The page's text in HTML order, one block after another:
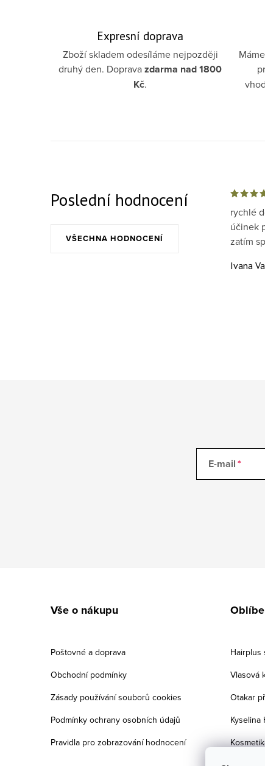
Expresní doprava
Zboží skladem odesíláme nejpozději
druhý den. Dopravazdarma nad 1800
Kč.
Poslední hodnocení
VŠECHNA HODNOCENÍ
rychlé
účinek
zatím
Ivana
E-mail
Vše o nákupu
Poštovné a doprava
Obchodní podmínky
Zásady používání souborů cookies
Podmínky ochrany osobních údajů
Pravidla pro zobrazování hodnocení
Hairplus
Vlasová
Otakar
Kyselina